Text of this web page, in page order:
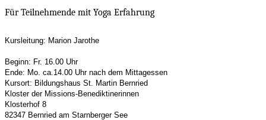
Für Teilnehmende mit Yoga Erfahrung
Kursleitung: Marion Jarothe
Beginn: Fr. 16.00 Uhr
Ende: Mo. ca.14.00 Uhr nach dem Mittagessen
Kursort: Bildungshaus St. Martin Bernried
Kloster der Missions-Benediktinerinnen
Klosterhof 8
82347 Bernried am Starnberger See